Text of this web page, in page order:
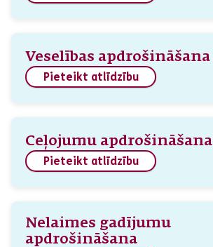
Veselības apdrošināšana
Pieteikt atlīdzību
Ceļojumu apdrošināšana
Pieteikt atlīdzību
Nelaimes gadījumu
apdrošināšana